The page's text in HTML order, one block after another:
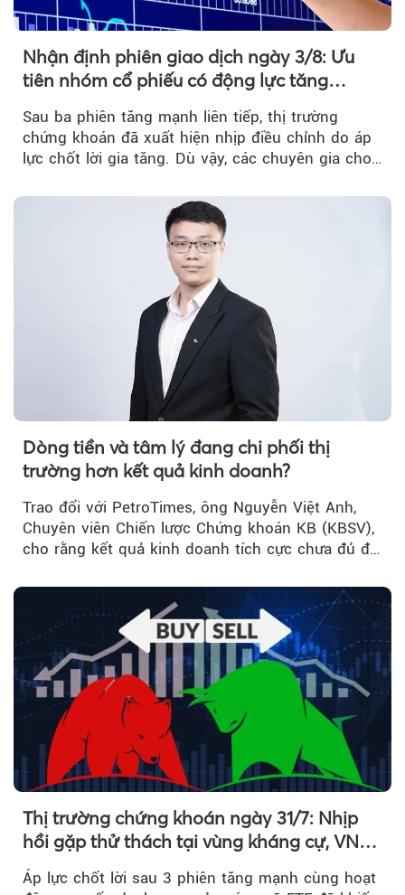
Nhận định phiên giao dịch ngày 3/8: Ưu
tiên nhóm cổ phiếu có động lực tăng
Sau ba phiên tăng mạnh liên tiếp, thị trường
chứng khoán đã xuất hiện nhịp điều chỉnh do áp
lực chốt lời gia tăng. Dù vậy, các chuyên gia cho
Dòng tiền và tâm lý đang chi phối thị
trường hơn kết quả kinh doanh?
Trao đổi với PetroTimes, ông Nguyễn Việt Anh,
Chuyên viên Chiến lược Chứng khoán KB (KBSV),
cho rằng kết quả kinh doanh tích cực chưa đủ để
Thị trường chứng khoán ngày 31/7: Nhịp
hồi gặp thử thách tại vùng kháng cự, VN
Index giảm gần 9 điểm trong phiên cuối...
Áp lực chốt lời sau 3 phiên tăng mạnh cùng hoạt